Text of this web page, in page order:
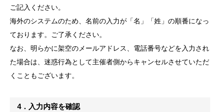
ご記入ください。
海外のシステムのため、名前の入力が「名」「姓」の順番になっ
ております。ご了承ください。
なお、明らかに架空のメールアドレス、電話番号などを入力され
た場合は、迷惑行為として主催者側からキャンセルさせていただ
くこともございます。
4．入力内容を確認